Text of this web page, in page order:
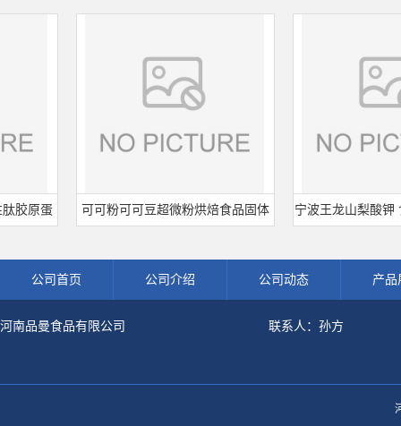
蛋 可可粉可可豆超微粉烘焙食品固体 宁波王龙山梨酸钾 食品
公司首页 公司介绍 公司动态 产品
河南品曼食品有限公司 联系人：孙方